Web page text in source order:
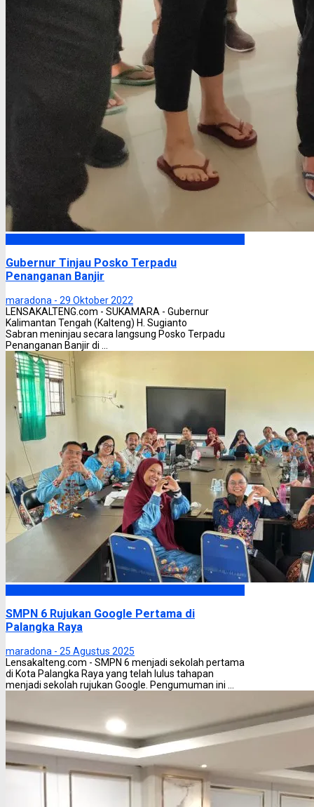
Gubernur Tinjau Posko Terpadu
Penanganan Banjir
maradona - 29 Oktober 2022
LENSAKALTENG.com - SUKAMARA - Gubernur
Kalimantan Tengah (Kalteng) H. Sugianto
Sabran meninjau secara langsung Posko Terpadu
Penanganan Banjir di ...
SMPN 6 Rujukan Google Pertama di
Palangka Raya
maradona - 25 Agustus 2025
Lensakalteng.com - SMPN 6 menjadi sekolah pertama
di Kota Palangka Raya yang telah lulus tahapan
menjadi sekolah rujukan Google. Pengumuman ini ...